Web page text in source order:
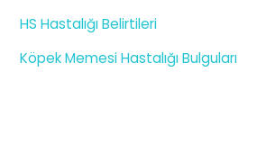
HS Hastalığı Belirtileri
Köpek Memesi Hastalığı Bulguları